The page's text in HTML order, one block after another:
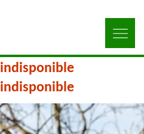
indisponible
indisponible